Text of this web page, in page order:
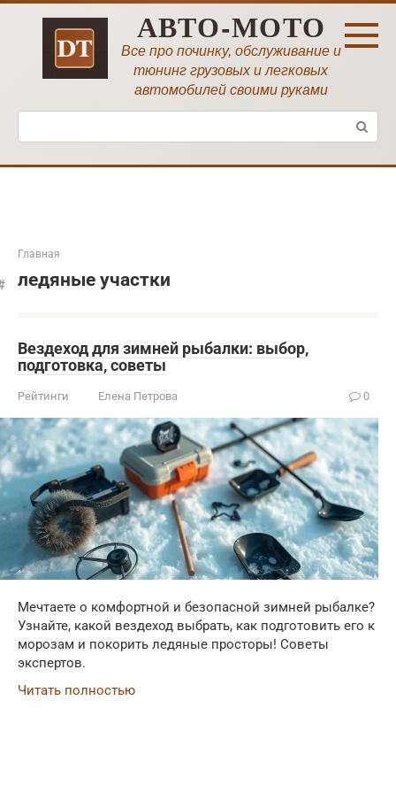
Перейти
АВТО-МОТО
Все про починку, обслуживание и
тюнинг грузовых и легковых
автомобилей своими руками
Поиск:
Главная
ледяные участки
Вездеход для зимней рыбалки: выбор,
подготовка, советы
Рейтинги Елена Петрова 0
Мечтаете о комфортной и безопасной зимней рыбалке?
Узнайте, какой вездеход выбрать, как подготовить его к
морозам и покорить ледяные просторы! Советы
экспертов.
Читать полностью